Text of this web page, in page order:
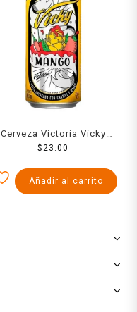
Cerveza Victoria Vicky
mango 473 ml
$23.00
Añadir al carrito